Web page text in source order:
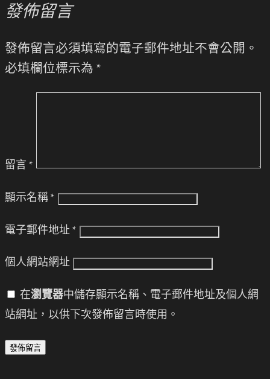
發佈留言
發佈留言必須填寫的電子郵件地址不會公開。
必填欄位標示為 *
留言 *
顯示名稱 *
電子郵件地址 *
個人網站網址
在瀏覽器中儲存顯示名稱、電子郵件地址及個人網
站網址，以供下次發佈留言時使用。